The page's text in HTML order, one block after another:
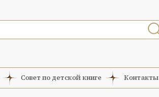
Совет по детской книге Контакты